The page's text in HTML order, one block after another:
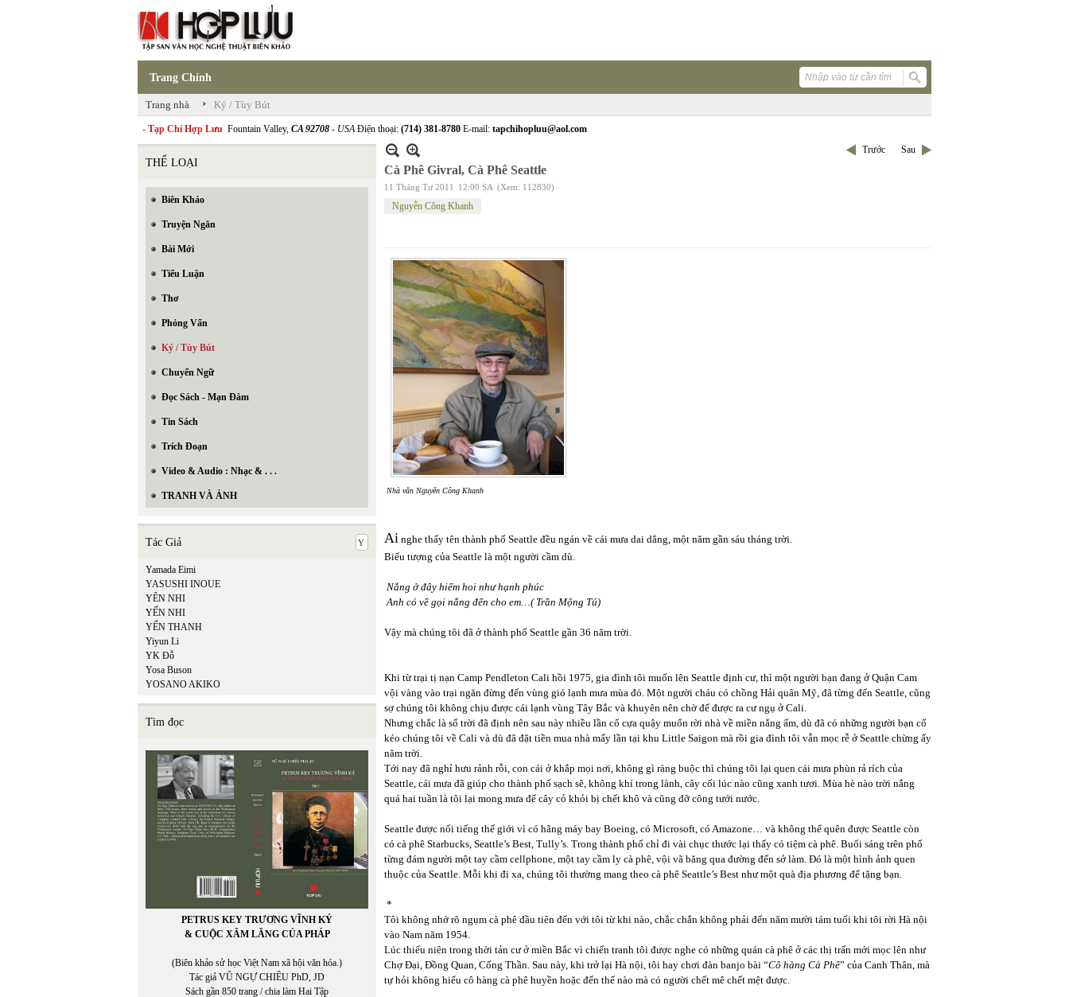
Trang Chính
Trang nhà › Ký / Tùy Bút
- Tạp Chí Hợp Lưu Fountain Valley, CA 92708 - USAĐiện thoại: (714) 381-8780 E-mail: tapchihopluu@aol.com
THỂ LOẠI
Biên Khảo
Truyện Ngắn
Bài Mới
Tiểu Luận
Thơ
Phỏng Vấn
Ký / Tùy Bút
Chuyển Ngữ
Đọc Sách - Mạn Đàm
Tin Sách
Trích Đoạn
Video & Audio : Nhạc & . . .
TRANH VÀ ẢNH
Tác Giả
Yamada Eimi
YASUSHI INOUE
YÊN NHI
YẾN NHI
YẾN THANH
Yiyun Li
YK Đỗ
Yosa Buson
YOSANO AKIKO
Tìm đọc
PETRUS KEY TRƯƠNG VĨNH KÝ
& CUỘC XÂM LĂNG CỦA PHÁP
(Biên khảo sử học Việt Nam xã hội văn hóa.)
Tác giả VŨ NGỰ CHIÊU PhD, JD
Sách gần 850 trang / chia làm Hai Tập
Trước Sau
Cà Phê Givral, Cà Phê Seattle
11 Tháng Tư 2011 12:00 SA (Xem: 112830)
Nguyễn Công Khanh
Nhà văn Nguyễn Công Khanh
Ai nghe thấy tên thành phố Seattle đều ngán về cái mưa dai dẳng, một năm gần sáu tháng trời.
Biểu tượng của Seattle là một người cầm dù.
Nắng ở đây hiếm hoi như hạnh phúc
Anh có về gọi nắng đến cho em…( Trần Mộng Tú)
Vậy mà chúng tôi đã ở thành phố Seattle gần 36 năm trời.
Khi từ trại tị nạn Camp Pendleton Cali hồi 1975, gia đình tôi muốn lên Seattle định cư, thì một người bạn đang ở Quận Cam
vội vàng vào trại ngăn đừng đến vùng gió lạnh mưa mùa đó. Một người cháu có chồng Hải quân Mỹ, đã từng đến Seattle, cũng
sợ chúng tôi không chịu được cái lạnh vùng Tây Bắc và khuyên nên chờ để được ra cư ngụ ở Cali.
Nhưng chắc là số trời đã định nên sau này nhiều lần cố cựa quậy muốn rời nhà về miền nắng ấm, dù đã có những người bạn cố
kéo chúng tôi về Cali và dù đã đặt tiền mua nhà mấy lần tại khu Little Saigon mà rồi gia đình tôi vẫn mọc rễ ở Seattle chừng ấy
năm trời.
Tới nay đã nghỉ hưu rảnh rỗi, con cái ở khắp mọi nơi, không gì ràng buộc thì chúng tôi lại quen cái mưa phùn rả rích của
Seattle, cái mưa đã giúp cho thành phố sạch sẽ, không khí trong lành, cây cối lúc nào cũng xanh tươi. Mùa hè nào trời nắng
quá hai tuần là tôi lại mong mưa để cây cỏ khỏi bị chết khô và cũng đỡ công tưới nước.
Seattle được nổi tiếng thế giới vì có hãng máy bay Boeing, có Microsoft, có Amazone… và không thể quên được Seattle còn
có cà phê Starbucks, Seattle’s Best, Tully’s. Trong thành phố chỉ đi vài chục thước lại thấy có tiệm cà phê. Buổi sáng trên phố
từng đám người một tay cầm cellphone, một tay cầm ly cà phê, vội vã băng qua đường đến sở làm. Đó là một hình ảnh quen
thuộc của Seattle. Mỗi khi đi xa, chúng tôi thường mang theo cà phê Seattle’s Best như một quà địa phương để tặng bạn.
*
Tôi không nhớ rõ ngụm cà phê đầu tiên đến với tôi từ khi nào, chắc chắn không phải đến năm mười tám tuổi khi tôi rời Hà nội
vào Nam năm 1954.
Lúc thiếu niên trong thời tản cư ở miền Bắc vì chiến tranh tôi được nghe có những quán cà phê ở các thị trấn mới mọc lên như
Chợ Đại, Đồng Quan, Cống Thần. Sau này, khi trở lại Hà nội, tôi hay chơi đàn banjo bài “Cô hàng Cà Phê” của Canh Thân, mà
tự hỏi không hiểu cô hàng cà phê huyền hoặc đến thế nào mà có người chết mê chết mệt được.